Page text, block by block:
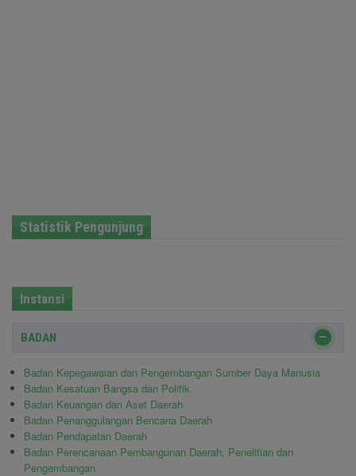
Statistik Pengunjung
Instansi
BADAN
Badan Kepegawaian dan Pengembangan Sumber Daya Manusia
Badan Kesatuan Bangsa dan Politik
Badan Keuangan dan Aset Daerah
Badan Penanggulangan Bencana Daerah
Badan Pendapatan Daerah
Badan Perencanaan Pembangunan Daerah, Penelitian dan
Pengembangan